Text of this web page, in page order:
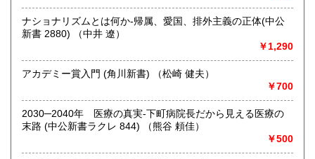
取り扱い分野
哲学宗教、歴史、社会科学、自然科学、美術工芸、趣味、外
オールジャンル
ナショナリズムとは何か-帰属、愛国、排外主義の正体(中公
新書 2880) （中井 遼）
￥1,290
アカデミー賞入門 (角川新書) （松崎 健夫）
￥700
2030─2040年 医療の真実-下町病院長だから見える医療の
末路 (中公新書ラクレ 844) （熊谷 頼佳）
￥500